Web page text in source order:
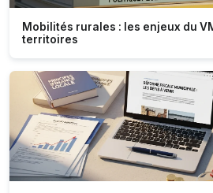
Mobilités rurales : les enjeux du
territoires